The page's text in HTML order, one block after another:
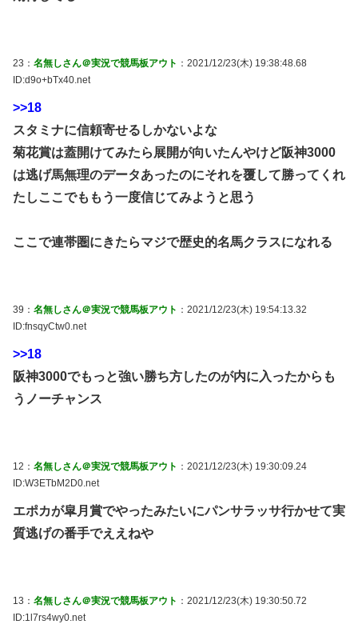
23： 名無しさん＠実況で競馬板アウト ：2021/12/23(木) 19:38:48.68
ID:d9o+bTx40.net
>>18
スタミナに信頼寄せるしかないよな
菊花賞は蓋開けてみたら展開が向いたんやけど阪神3000
は逃げ馬無理のデータあったのにそれを覆して勝ってくれ
たしここでももう一度信じてみようと思う
ここで連帯圏にきたらマジで歴史的名馬クラスになれる
39： 名無しさん＠実況で競馬板アウト ：2021/12/23(木) 19:54:13.32
ID:fnsqyCtw0.net
>>18
阪神3000でもっと強い勝ち方したのが内に入ったからも
うノーチャンス
12： 名無しさん＠実況で競馬板アウト ：2021/12/23(木) 19:30:09.24
ID:W3ETbM2D0.net
エポカが皐月賞でやったみたいにパンサラッサ行かせて実
質逃げの番手でええねや
13： 名無しさん＠実況で競馬板アウト ：2021/12/23(木) 19:30:50.72
ID:1l7rs4wy0.net